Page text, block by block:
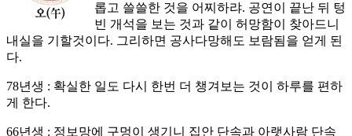
롭고 쓸쓸한 것을 어찌하랴. 공연이 끝난 뒤 텅
빈 개석을 보는 것과 같이 허망함이 찾아드니
내실을 기할것이다. 그리하면 공사다망해도 보람됨을 얻게 된
다.
78년생 : 확실한 일도 다시 한번 더 챙겨보는 것이 하루를 편하
게 한다.
66년생 : 정보망에 구멍이 생기니 집안 단속과 아랫사람 단속